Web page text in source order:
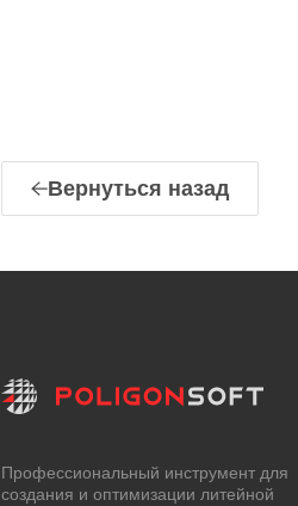
Вернуться назад
Профессиональный инструмент для
создания и оптимизации литейной